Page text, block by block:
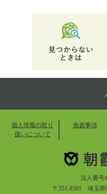
個人情報の取り
扱いについて
免責事項
朝
法人番号
〒351-8501 埼玉県